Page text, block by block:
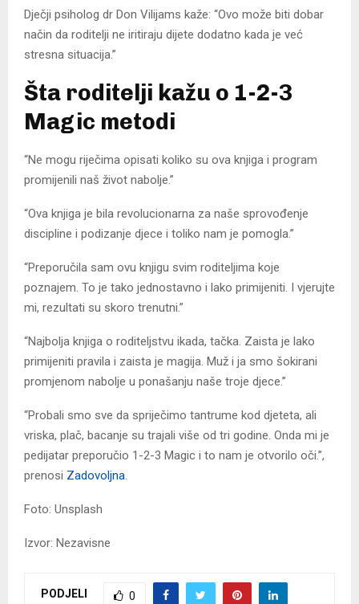
Dječji psiholog dr Don Vilijams kaže: “Ovo može biti dobar
način da roditelji ne iritiraju dijete dodatno kada je već
stresna situacija.”
Šta roditelji kažu o 1-2-3
Magic metodi
“Ne mogu riječima opisati koliko su ova knjiga i program
promijenili naš život nabolje.”
“Ova knjiga je bila revolucionarna za naše sprovođenje
discipline i podizanje djece i toliko nam je pomogla.”
“Preporučila sam ovu knjigu svim roditeljima koje
poznajem. To je tako jednostavno i lako primijeniti. I vjerujte
mi, rezultati su skoro trenutni.”
“Najbolja knjiga o roditeljstvu ikada, tačka. Zaista je lako
primijeniti pravila i zaista je magija. Muž i ja smo šokirani
promjenom nabolje u ponašanju naše troje djece.”
“Probali smo sve da spriječimo tantrume kod djeteta, ali
vriska, plač, bacanje su trajali više od tri godine. Onda mi je
pedijatar preporučio 1-2-3 Magic i to nam je otvorilo oči.”,
prenosi Zadovoljna
Foto: Unsplash
Izvor: Nezavisne
PODJELI 0